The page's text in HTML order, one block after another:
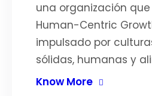
una organización
Human-Centric
impulsado por
sólidas, humanas y
Know More